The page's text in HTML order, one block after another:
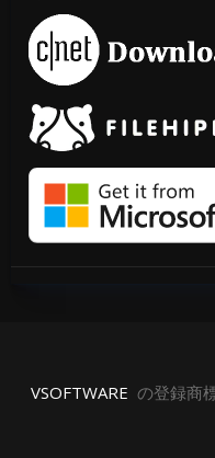
VSOFTWARE の登録商